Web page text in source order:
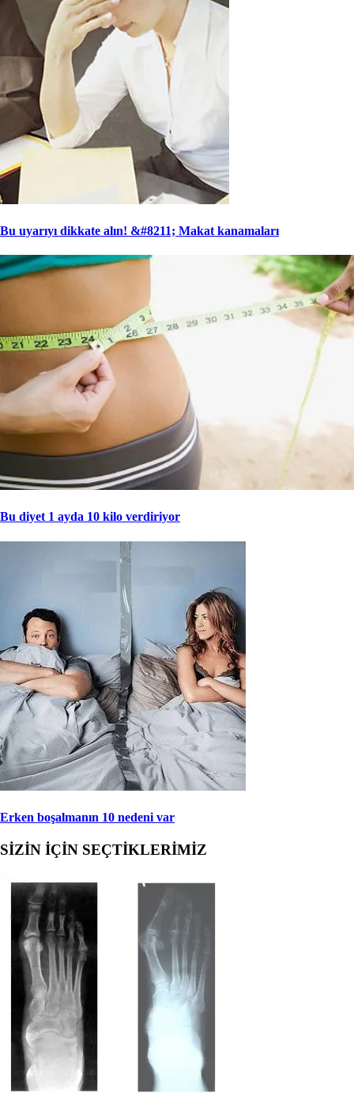
Bu uyarıyı dikkate alın! &#8211; Makat kanamaları
Bu diyet 1 ayda 10 kilo verdiriyor
Erken boşalmanın 10 nedeni var
SİZİN İÇİN SEÇTİKLERİMİZ